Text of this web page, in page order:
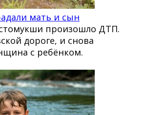
мать и сын
произошло ДТП.
дороге, и снова
с ребёнком.